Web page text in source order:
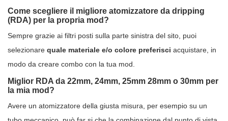
Come scegliere il migliore atomizzatore da dripping
(RDA) per la propria mod?
Sempre grazie ai filtri posti sulla parte sinistra del sito, puoi
selezionare quale materiale e/o colore preferisci acquistare, in
modo da creare combo con la tua mod.
Miglior RDA da 22mm, 24mm, 25mm 28mm o 30mm per
la mia mod?
Avere un atomizzatore della giusta misura, per esempio su un